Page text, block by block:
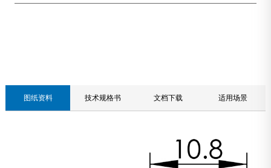
图纸资料 技术规格书 文档下载 适用场景